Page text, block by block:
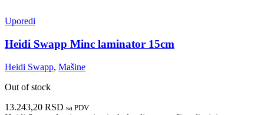
Uporedi
Heidi Swapp Minc laminator 15cm
Heidi Swapp, Mašine
Out of stock
13.243,20 RSD sa PDV